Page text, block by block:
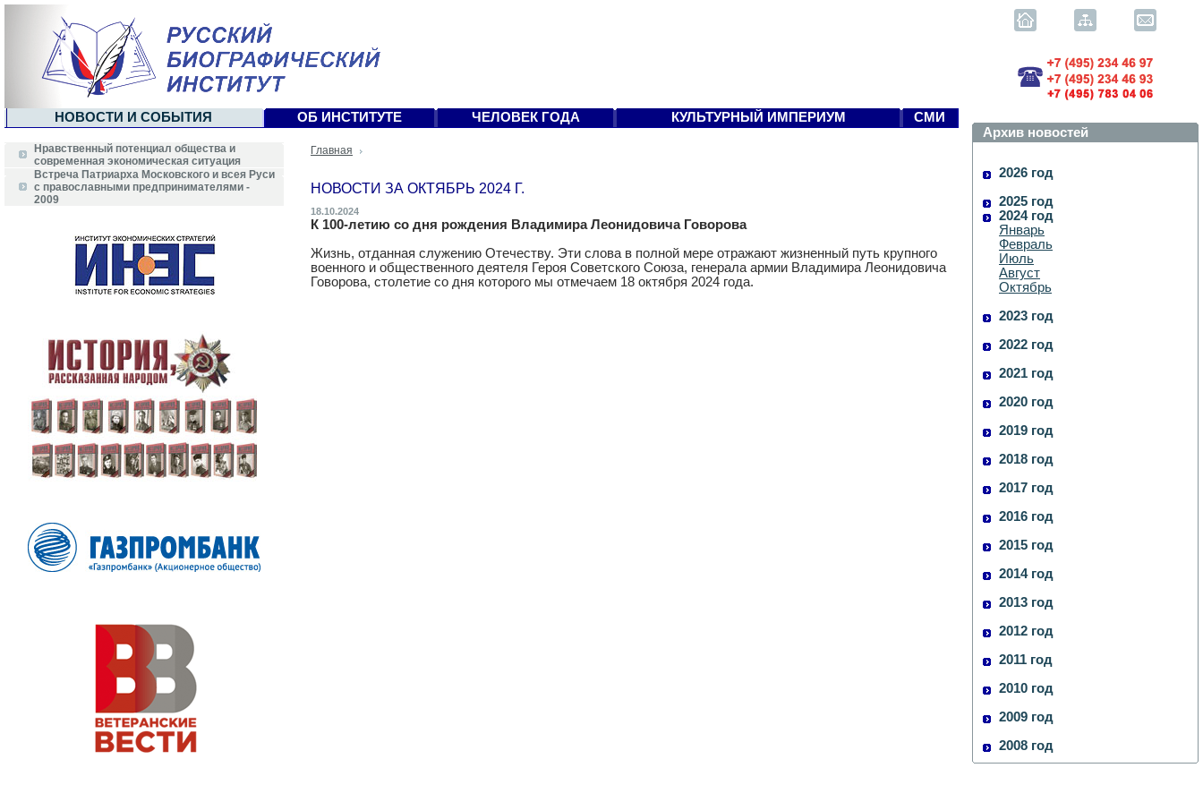
НОВОСТИ И СОБЫТИЯ ОБ ИНСТИТУТЕ ЧЕЛОВЕК ГОДА КУЛЬТУРНЫЙ ИМПЕРИУМ СМИ
Нравственный потенциал общества и
современная экономическая ситуация
Встреча Патриарха Московского и всея Руси
с православными предпринимателями -
2009
Главная
НОВОСТИ ЗА ОКТЯБРЬ 2024 Г.
18.10.2024
К 100-летию со дня рождения Владимира Леонидовича Говорова
Жизнь, отданная служению Отечеству. Эти слова в полной мере отражают жизненный путь крупного
военного и общественного деятеля Героя Советского Союза, генерала армии Владимира Леонидовича
Говорова, столетие со дня которого мы отмечаем 18 октября 2024 года.
Архив новостей
2026 год
2025 год
2024 год
Январь
Февраль
Июль
Август
Октябрь
2023 год
2022 год
2021 год
2020 год
2019 год
2018 год
2017 год
2016 год
2015 год
2014 год
2013 год
2012 год
2011 год
2010 год
2009 год
2008 год